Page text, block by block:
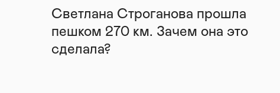
Светлана Строганова прошла
пешком 270 км. Зачем она это
сделала?